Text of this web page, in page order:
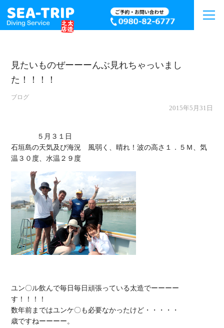
見たいものぜーーーんぶ見れちゃっいまし
た！！！！
ブログ
2015年5月31日
石垣島の天気及び海況　風弱く、晴れ！波の高さ１．５Ｍ、気
ユン〇ル飲んで毎日毎日頑張っている太造でーーーー
す！！！！
数年前まではユンケ〇も必要なかったけど・・・・・
歳ですねーーーー。